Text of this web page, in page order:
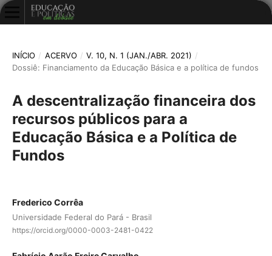
INÍCIO / ACERVO / V. 10, N. 1 (JAN./ABR. 2021) /
Dossiê: Financiamento da Educação Básica e a política de fundos
A descentralização financeira dos
recursos públicos para a
Educação Básica e a Política de
Fundos
Frederico Corrêa
Universidade Federal do Pará - Brasil
https://orcid.org/0000-0003-2481-0422